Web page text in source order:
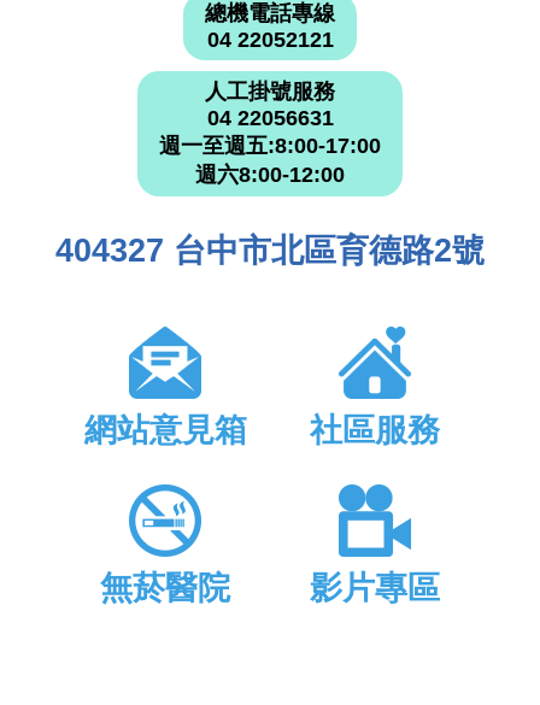
總機電話專線
04 22052121
人工掛號服務
04 22056631
週一至週五:8:00-17:00
週六8:00-12:00
404327 台中市北區育德路2號
網站意見箱 社區服務
無菸醫院 影片專區